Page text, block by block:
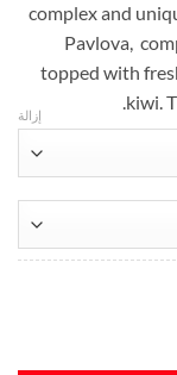
complex and
Pavlova,
topped with
kiwi.
إزالة